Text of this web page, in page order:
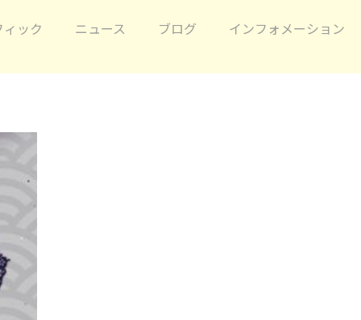
ック ニュース ブログ インフォメーション